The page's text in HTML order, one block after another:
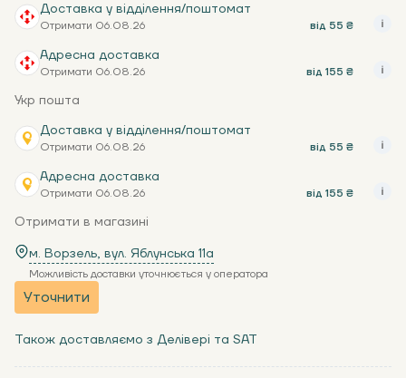
Доставка у відділення/поштомат
Отримати 06.08.26 від 55 ₴
Адресна доставка
Отримати 06.08.26 від 155 ₴
Укр пошта
Доставка у відділення/поштомат
Отримати 06.08.26 від 55 ₴
Адресна доставка
Отримати 06.08.26 від 155 ₴
Отримати в магазині
м. Ворзель, вул. Яблунська 11a
Можливість доставки уточнюється у оператора
Уточнити
Також доставляємо з Делівері та SAT